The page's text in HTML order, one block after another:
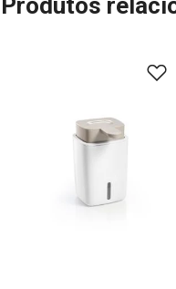
Produtos